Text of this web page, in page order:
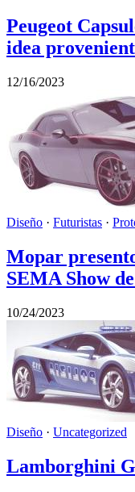
Peugeot
idea
12/16/2023
Diseño · Futuristas ·
Mopar
SEMA Show
10/24/2023
Diseño · Uncategorized
Lamborghini